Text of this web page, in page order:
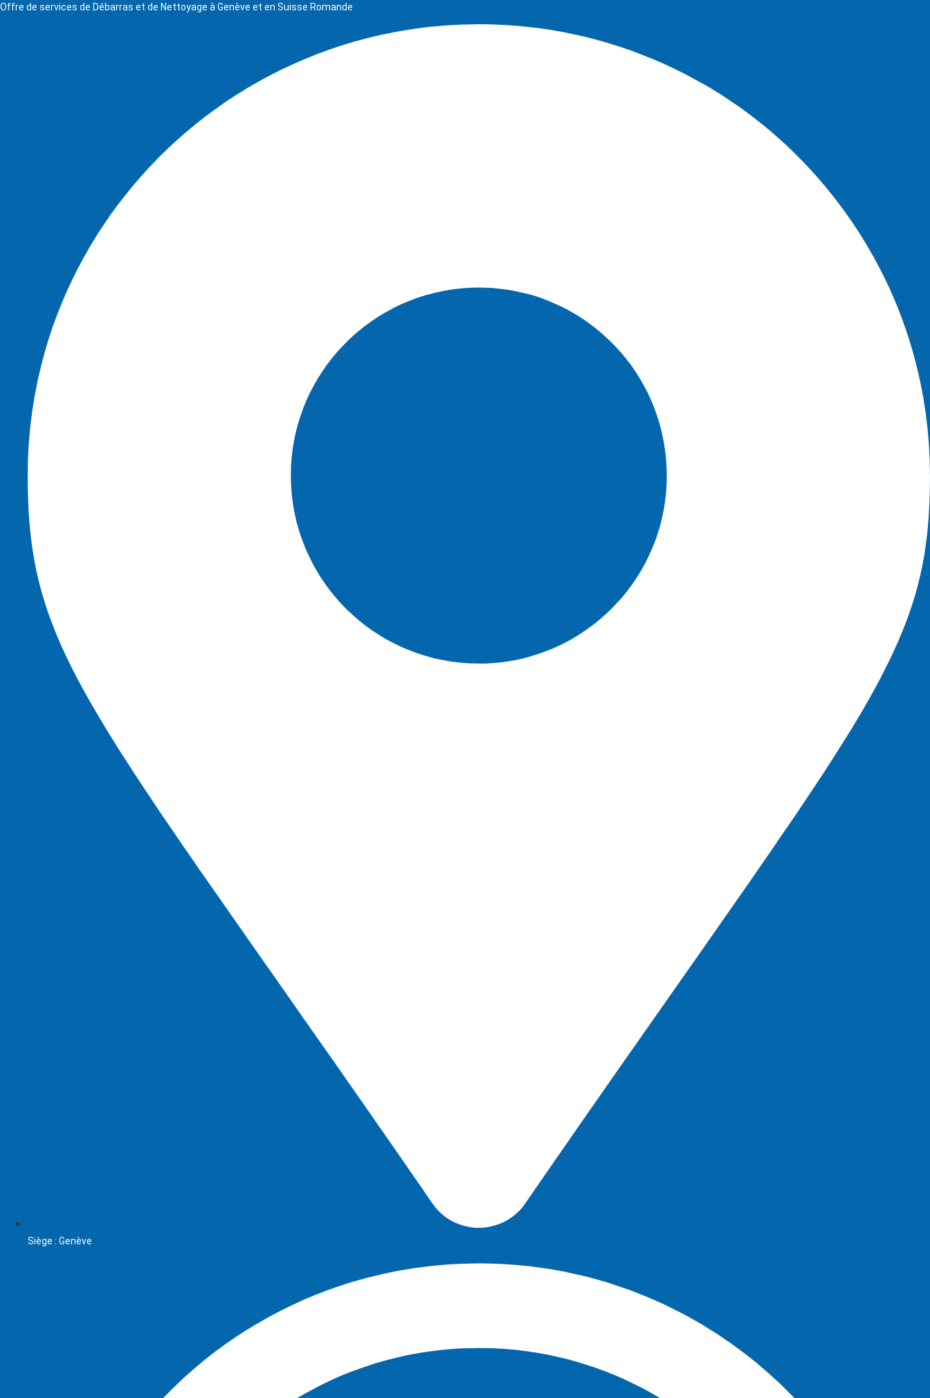
Offre de services de Débarras et de Nettoyage à Genève et en Suisse Romande
Siège : Genève